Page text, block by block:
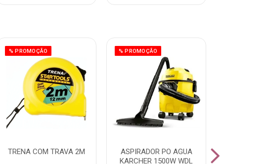
% PROMOÇÃO
TRENA COM TRAVA 2M
% PROMOÇÃO
ASPIRADOR PO AGUA
KARCHER 1500W WDL